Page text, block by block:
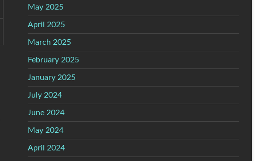
May 2025
April 2025
March 2025
February 2025
January 2025
July 2024
June 2024
May 2024
April 2024